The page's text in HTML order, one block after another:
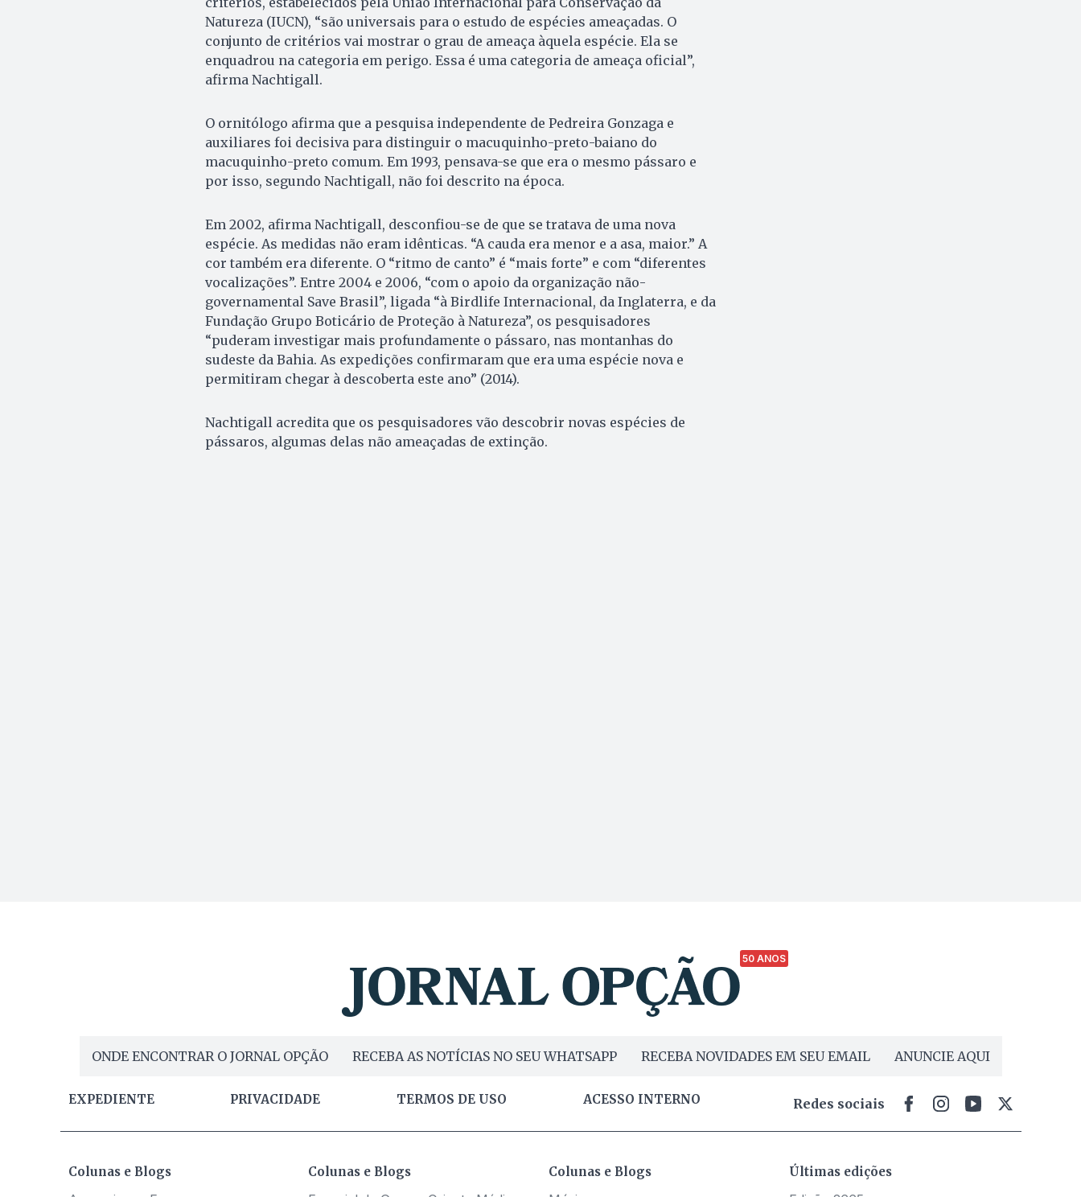
Natureza (IUCN), “são universais para o estudo de espécies ameaçadas. O
conjunto de critérios vai mostrar o grau de ameaça àquela espécie. Ela se
enquadrou na categoria em perigo. Essa é uma categoria de ameaça oficial”,
afirma Nachtigall.
O ornitólogo afirma que a pesquisa independente de Pedreira Gonzaga e
auxiliares foi decisiva para distinguir o macuquinho-preto-baiano do
macuquinho-preto comum. Em 1993, pensava-se que era o mesmo pássaro e
por isso, segundo Nachtigall, não foi descrito na época.
Em 2002, afirma Nachtigall, desconfiou-se de que se tratava de uma nova
espécie. As medidas não eram idênticas. “A cauda era menor e a asa, maior.” A
cor também era diferente. O “ritmo de canto” é “mais forte” e com “diferentes
vocalizações”. Entre 2004 e 2006, “com o apoio da organização não-
governamental Save Brasil”, ligada “à Birdlife Internacional, da Inglaterra, e da
Fundação Grupo Boticário de Proteção à Natureza”, os pesquisadores
“puderam investigar mais profundamente o pássaro, nas montanhas do
sudeste da Bahia. As expedições confirmaram que era uma espécie nova e
permitiram chegar à descoberta este ano” (2014).
Nachtigall acredita que os pesquisadores vão descobrir novas espécies de
pássaros, algumas delas não ameaçadas de extinção.
50 ANOS
ONDE ENCONTRAR O JORNAL OPÇÃO RECEBA AS NOTÍCIAS NO SEU WHATSAPP RECEBA NOVIDADES EM SEU EMAIL ANUNCIE AQUI
EXPEDIENTE PRIVACIDADE TERMOS DE USO ACESSO INTERNO Redes sociais
Colunas e Blogs Colunas e Blogs Colunas e Blogs Últimas edições